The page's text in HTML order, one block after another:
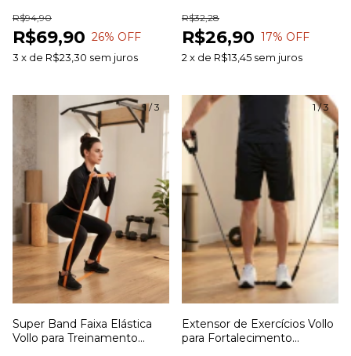
Funcional Alongamento
Pilates e Fisioterapia
R$69,90
R$94,90
26% OFF
3 x de R$23,30 sem juros
Treinamento Funcional
R$26,90
R$32,28
17% OFF
2 x de R$13,45 sem juros
1/3
Super Band Faixa Elástica
Vollo para Treinamento
1/3
Extensor de Exercícios Vollo
para Fortalecimento